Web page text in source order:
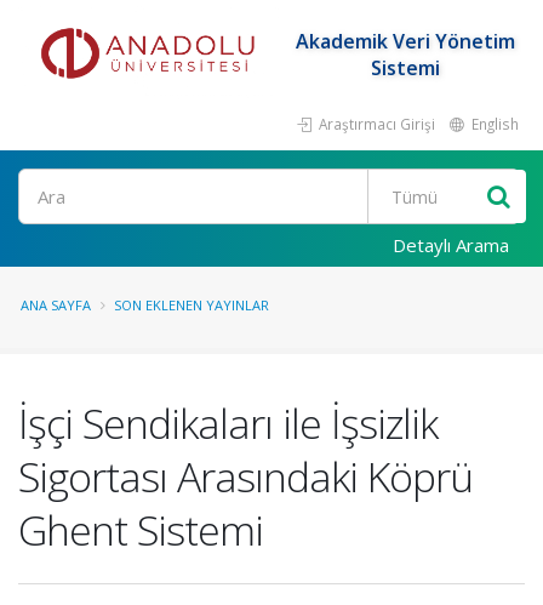
Akademik Veri Yönetim
Sistemi
Araştırmacı Girişi English
Ara
Detaylı Arama
ANA SAYFA SON EKLENEN YAYINLAR
İşçi Sendikaları ile İşsizlik
Sigortası Arasındaki Köprü
Ghent Sistemi